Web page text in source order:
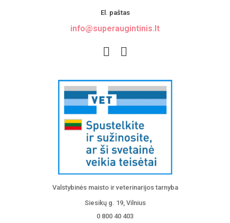
El. paštas
info@superaugintinis.lt
Valstybinės maisto ir veterinarijos tarnyba
Siesikų g. 19, Vilnius
0 800 40 403